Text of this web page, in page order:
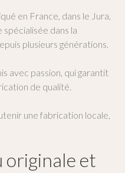
en France, dans le Jura,
spécialisée dans la
plusieurs générations.
avec passion, qui garantit
de qualité.
une fabrication locale,
originale et